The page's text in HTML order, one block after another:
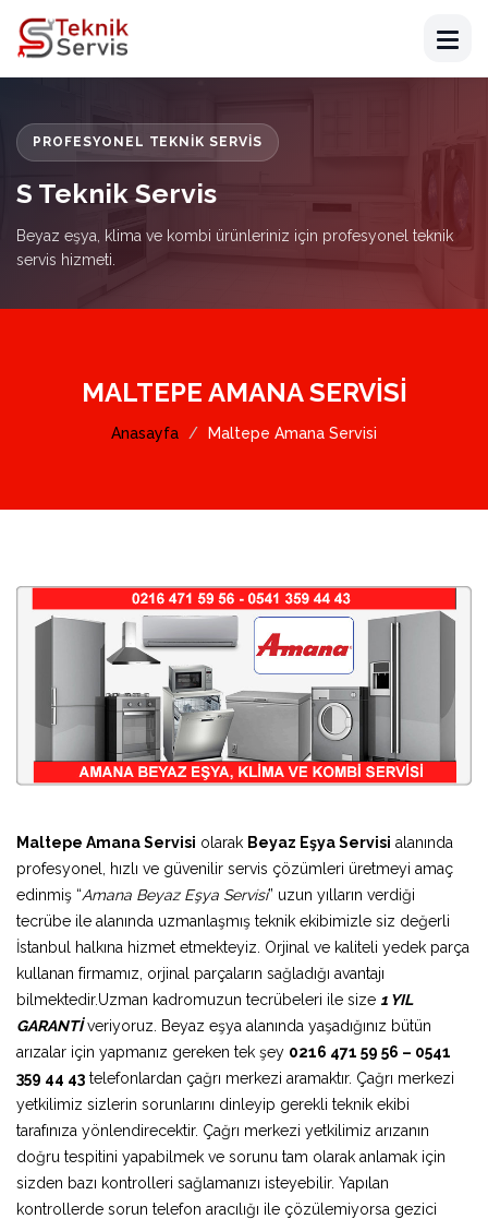
PROFESYONEL TEKNIK SERVIS
S Teknik Servis
Beyaz eşya, klima ve kombi ürünleriniz için profesyonel teknik
servis hizmeti.
MALTEPE AMANA SERVISI
Anasayfa Maltepe Amana Servisi
Maltepe Amana Servisi olarak Beyaz Eşya Servisi alanında
profesyonel, hızlı ve güvenilir servis çözümleri üretmeyi amaç
edinmiş “Amana Beyaz Eşya Servisi” uzun yılların verdiği
tecrübe ile alanında uzmanlaşmış teknik ekibimizle siz değerli
İstanbul halkına hizmet etmekteyiz. Orjinal ve kaliteli yedek parça
kullanan firmamız, orjinal parçaların sağladığı avantajı
bilmektedir.Uzman kadromuzun tecrübeleri ile size 1 YIL
GARANTİveriyoruz. Beyaz eşya alanında yaşadığınız bütün
arızalar için yapmanız gereken tek şey 0216 471 59 56 – 0541
359 44 43 telefonlardan çağrı merkezi aramaktır. Çağrı merkezi
yetkilimiz sizlerin sorunlarını dinleyip gerekli teknik ekibi
tarafınıza yönlendirecektir. Çağrı merkezi yetkilimiz arızanın
doğru tespitini yapabilmek ve sorunu tam olarak anlamak için
sizden bazı kontrolleri sağlamanızı isteyebilir. Yapılan
kontrollerde sorun telefon aracılığı ile çözülemiyorsa gezici